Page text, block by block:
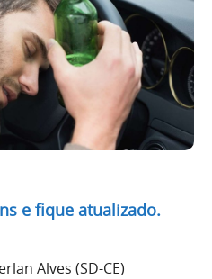
e fique atualizado.
Alves (SD-CE)